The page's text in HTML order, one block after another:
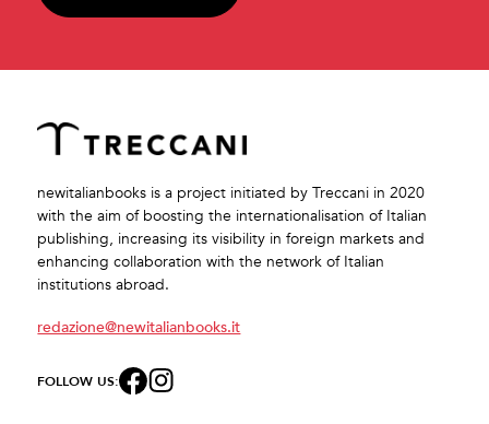
newitalianbooks is a project initiated by Treccani in 2020
with the aim of boosting the internationalisation of Italian
publishing, increasing its visibility in foreign markets and
enhancing collaboration with the network of Italian
institutions abroad.
redazione@newitalianbooks.it
FOLLOW US: